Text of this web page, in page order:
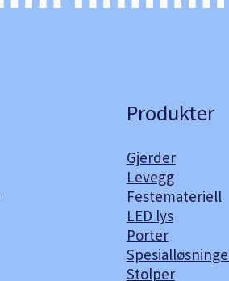
Produkter
Gjerder
Levegg
Festemateriell
LED lys
Porter
Stolper